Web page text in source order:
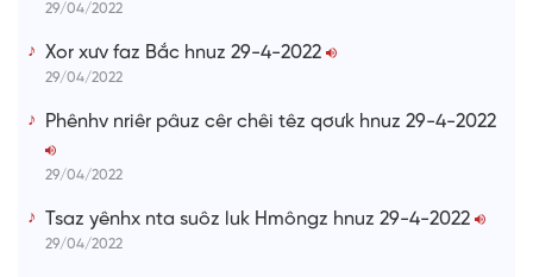
29/04/2022
Xor xưv faz Bắc hnuz 29-4-2022
29/04/2022
Phênhv nriêr pâuz cêr chêi têz qơưk hnuz 29-4-2022
29/04/2022
Tsaz yênhx nta suôz luk Hmôngz hnuz 29-4-2022
29/04/2022